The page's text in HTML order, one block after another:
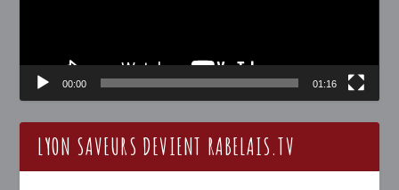
00:00 01:16
LYON SAVEURS DEVIENT RABELAIS.TV